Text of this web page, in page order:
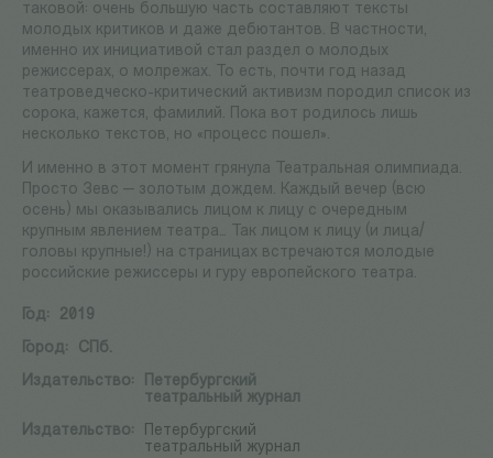
таковой: очень большую часть составляют тексты
молодых критиков и даже дебютантов. В частности,
именно их инициативой стал раздел о молодых
режиссерах, о молрежах. То есть, почти год назад
театроведческо-критический активизм породил список из
сорока, кажется, фамилий. Пока вот родилось лишь
несколько текстов, но «процесс пошел».
И именно в этот момент грянула Театральная олимпиада.
Просто Зевс — золотым дождем. Каждый вечер (всю
осень) мы оказывались лицом к лицу с очередным
крупным явлением театра… Так лицом к лицу (и лица/
головы крупные!) на страницах встречаются молодые
российские режиссеры и гуру европейского театра.
Год:
2019
Город:
СПб.
Издательство:
Петербургский
театральный журнал
Издательство:
Петербургский
театральный журнал